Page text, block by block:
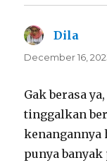
Dila
December 16,
Gak berasa
tinggalkan
kenangannya
punya